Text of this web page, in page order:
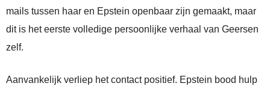
mails tussen haar en Epstein openbaar zijn gemaakt, maar
dit is het eerste volledige persoonlijke verhaal van Geersen
zelf.
Aanvankelijk verliep het contact positief. Epstein bood hulp